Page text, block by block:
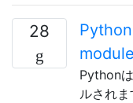
28
Python
ルされ